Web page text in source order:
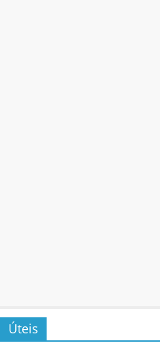
Úteis